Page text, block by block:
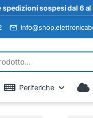
sospesi dal 6 al 23
Periferiche